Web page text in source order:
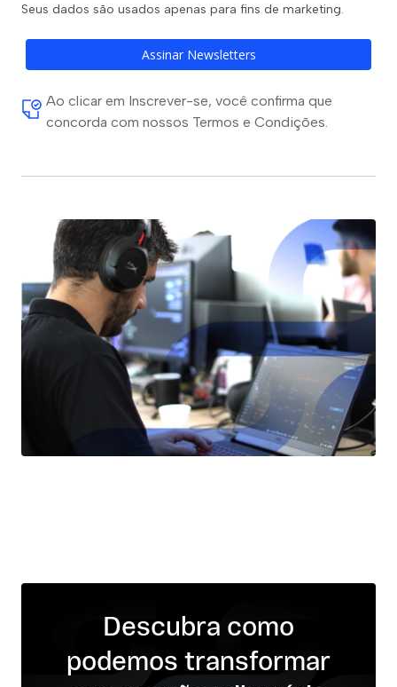
Seus dados são usados apenas para fins de marketing.
Assinar Newsletters
Ao clicar em Inscrever-se, você confirma que
concorda com nossos Termos e Condições.
Descubra como
podemos transformar